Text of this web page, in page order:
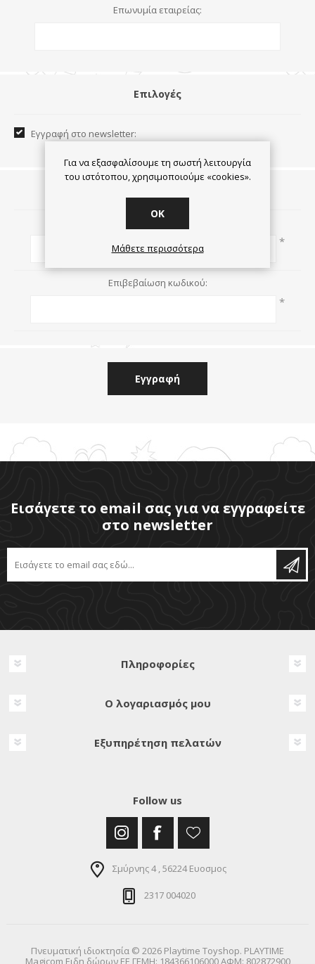
Επωνυμία εταιρείας:
Επιλογές
Εγγραφή στο newsletter:
*
Επιβεβαίωση κωδικού:
*
Εισάγετε το email σας για να εγγραφείτε
στο newsletter
Πληροφορίες
Ο λογαριασμός μου
Εξυπηρέτηση πελατών
Follow us
Σμύρνης 4 , 56224 Ευοσμος
2317 004020
Πνευματική ιδιοκτησία © 2026 Playtime Toyshop. PLAYTIME
Magicom Ειδη δώρων ΕΕ ΓΕΜΗ: 184366106000 ΑΦΜ: 802872900
Για να εξασφαλίσουμε τη σωστή λειτουργία
του ιστότοπου, χρησιμοποιούμε «cookies».
OK
Μάθετε περισσότερα